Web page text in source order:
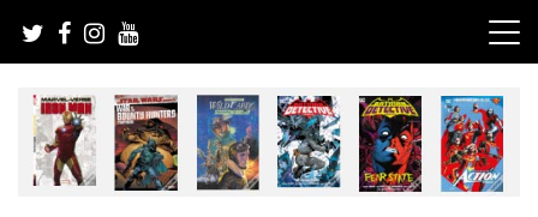
content